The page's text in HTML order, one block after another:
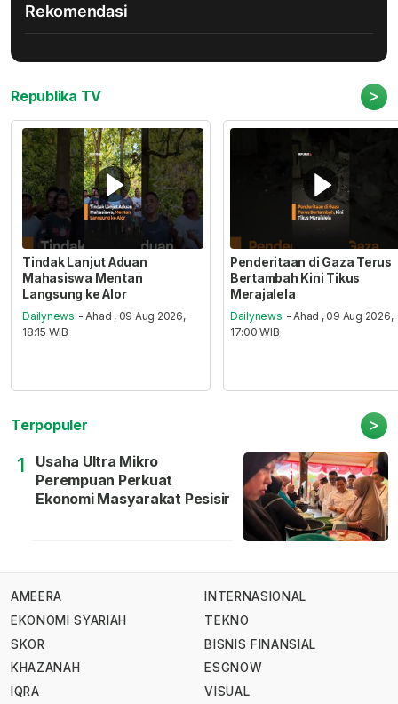
Rekomendasi
Republika TV >
Tindak Lanjut Aduan
Mahasiswa Mentan
Langsung ke Alor
Dailynews - Ahad , 09 Aug 2026,
18:15 WIB
Penderitaan di Gaza Terus
Bertambah Kini Tikus
Merajalela
Dailynews - Ahad , 09 Aug 2026,
17:00 WIB
Terpopuler >
1
Usaha Ultra Mikro
Perempuan Perkuat
Ekonomi Masyarakat Pesisir
AMEERA
EKONOMI SYARIAH
SKOR
KHAZANAH
IQRA
INTERNASIONAL
TEKNO
BISNIS FINANSIAL
ESGNOW
VISUAL